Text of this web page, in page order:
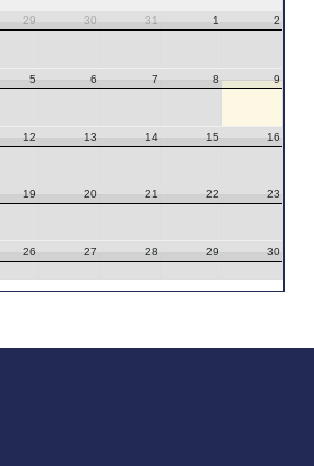
29 30 31 1 2
5 6 7 8 9
12 13 14 15 16
19 20 21 22 23
26 27 28 29 30